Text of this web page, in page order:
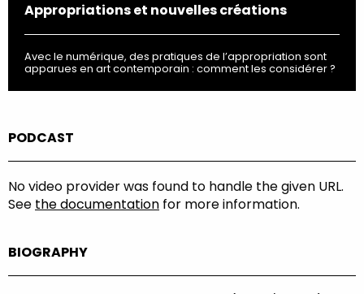
Appropriations et nouvelles créations
Avec le numérique, des pratiques de l’appropriation sont
apparues en art contemporain : comment les considérer ?
PODCAST
No video provider was found to handle the given URL.
See the documentation for more information.
BIOGRAPHY